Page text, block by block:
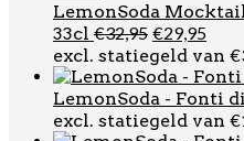
LemonSoda
33cl €32,95
prijs
was:
€32,95.
€29,95
is:
excl. statiegeld van €
LemonSoda - Fonti
excl. statiegeld van €